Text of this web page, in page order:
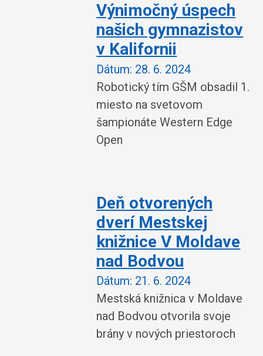
Výnimočný úspech
našich gymnazistov
v Kalifornii
Dátum: 28. 6. 2024
Robotický tím GŠM obsadil 1.
miesto na svetovom
šampionáte Western Edge
Open
Deň otvorených
dverí Mestskej
knižnice V Moldave
nad Bodvou
Dátum: 21. 6. 2024
Mestská knižnica v Moldave
nad Bodvou otvorila svoje
brány v nových priestoroch